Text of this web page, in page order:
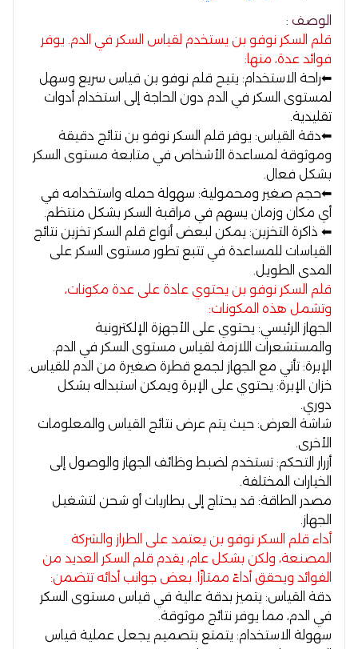
الوصف :
قلم السكر نوفو بن يستخدم لقياس السكر في الدم. يوفر
فوائد عدة، منها:
⬅راحة الاستخدام: يتيح قلم نوفو بن قياس سريع وسهل
لمستوى السكر في الدم دون الحاجة إلى استخدام أدوات
تقليدية.
⬅دقة القياس: يوفر قلم السكر نوفو بن نتائج دقيقة
وموثوقة لمساعدة الأشخاص في متابعة مستوى السكر
بشكل فعال.
⬅حجم صغير ومحمولية: سهولة حمله واستخدامه في
أي مكان وزمان يسهم في مراقبة السكر بشكل منتظم.
⬅ ذاكرة التخزين: يمكن لبعض أنواع قلم السكر تخزين نتائج
القياسات للمساعدة في تتبع تطور مستوى السكر على
المدى الطويل.
قلم السكر نوفو بن يحتوي عادة على عدة مكونات،
وتشمل هذه المكونات:
الجهاز الرئيسي: يحتوي على الأجهزة الإلكترونية
والمستشعرات اللازمة لقياس مستوى السكر في الدم.
الإبرة: تأتي مع الجهاز لجمع قطرة صغيرة من الدم للقياس.
خزان الإبرة: يحتوي على الإبرة ويمكن استبداله بشكل
دوري.
شاشة العرض: حيث يتم عرض نتائج القياس والمعلومات
الأخرى.
أزرار التحكم: تستخدم لضبط وظائف الجهاز والوصول إلى
الخيارات المختلفة.
مصدر الطاقة: قد يحتاج إلى بطاريات أو شحن لتشغيل
الجهاز.
أداء قلم السكر نوفو بن يعتمد على الطراز والشركة
المصنعة، ولكن بشكل عام، يقدم قلم السكر العديد من
الفوائد ويحقق أداءً ممتازًا. بعض جوانب أدائه تتضمن:
دقة القياس: يتميز بدقة عالية في قياس مستوى السكر
في الدم، مما يوفر نتائج موثوقة.
سهولة الاستخدام: يتمتع بتصميم يجعل عملية قياس